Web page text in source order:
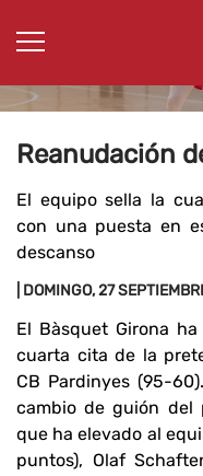
Reanudación
El equipo sella la
con una puesta en
descanso
| DOMINGO, 27
El Bàsquet Girona
cuarta cita de la
CB Pardinyes (95-
cambio de guión del
que ha elevado al
puntos), Olaf